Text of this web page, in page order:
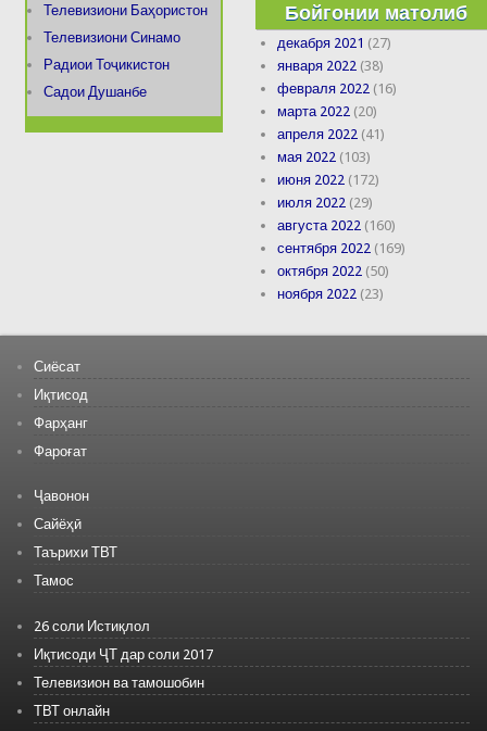
Телевизиони Баҳористон
Телевизиони Синамо
Радиои Тоҷикистон
Садои Душанбе
Бойгонии матолиб
декабря 2021 (27)
января 2022 (38)
февраля 2022 (16)
марта 2022 (20)
апреля 2022 (41)
мая 2022 (103)
июня 2022 (172)
июля 2022 (29)
августа 2022 (160)
сентября 2022 (169)
октября 2022 (50)
ноября 2022 (23)
Сиёсат
Иқтисод
Фарҳанг
Фароғат
Ҷавонон
Сайёҳӣ
Таърихи ТВТ
Тамос
26 соли Истиқлол
Иқтисоди ҶТ дар соли 2017
Телевизион ва тамошобин
ТВТ онлайн